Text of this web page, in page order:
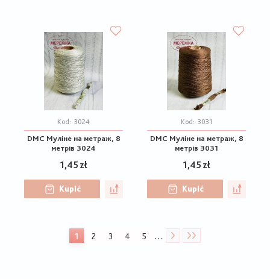
Kod: 3024
DMC Муліне на метраж, 8
метрів 3024
1,45 zł
Kupić
Kod: 3031
DMC Муліне на метраж, 8
метрів 3031
1,45 zł
Kupić
Stronicowanie
Bieżąca
1 Strona
2 Strona
3 Strona
4 Strona
5 …